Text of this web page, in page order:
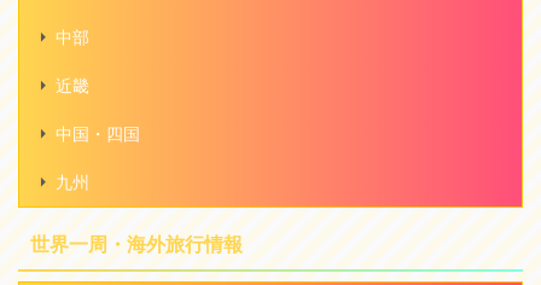
中部
近畿
中国・四国
九州
世界一周・海外旅行情報